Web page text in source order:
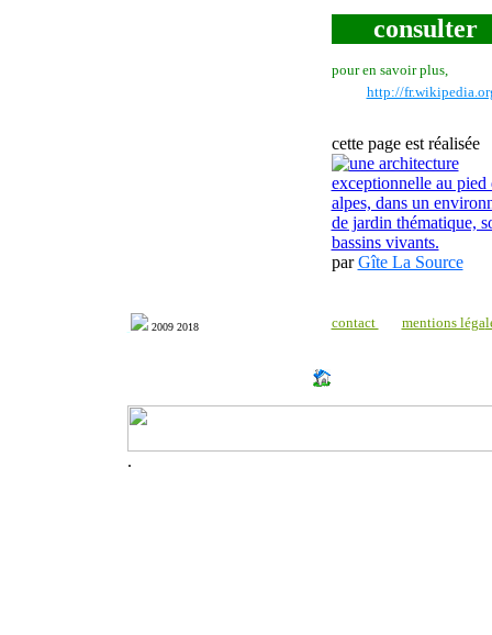
consulter
pour en savoir plus,
http://
cette page est réalisée
parGîte La Source
20092018 contact mentions léga
.